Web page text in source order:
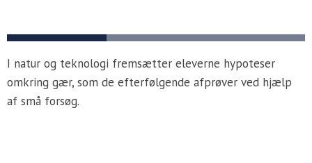
I natur og teknologi fremsætter eleverne hypoteser
omkring gær, som de efterfølgende afprøver ved hjælp
af små forsøg.